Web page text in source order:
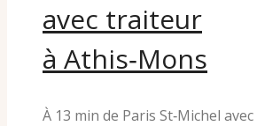
avec traiteur
à Athis‑Mons
À 13 min de Paris St‑Michel